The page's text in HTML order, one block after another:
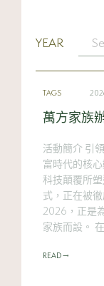
YEAR
TAGS
萬方家族
活動簡介 引
富時代的核
科技顛覆所
式，正在被
2026，正是
家族而設。
興領域加速
READ →